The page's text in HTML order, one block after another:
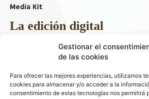
Gestionar el
de las cookies
Para ofrecer las mejores experiencias, utilizamos
cookies para almacenar y/o acceder a la
consentimiento de estas tecnologías nos permitirá
Media Kit
La edición digital
Descargar último ejemplar
ir a hemeroteca
+ Contenido en redes